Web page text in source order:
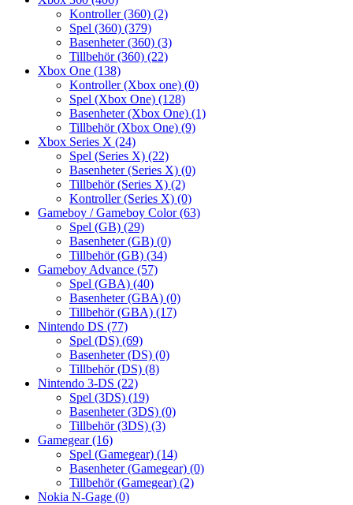
Kontroller (360) (2)
Spel (360) (379)
Basenheter (360) (3)
Tillbehör (360) (22)
Xbox One (138)
Kontroller (Xbox one) (0)
Spel (Xbox One) (128)
Basenheter (Xbox One) (1)
Tillbehör (Xbox One) (9)
Xbox Series X (24)
Spel (Series X) (22)
Basenheter (Series X) (0)
Tillbehör (Series X) (2)
Kontroller (Series X) (0)
Gameboy / Gameboy Color(63)
Spel (GB) (29)
Basenheter (GB) (0)
Tillbehör (GB) (34)
Gameboy Advance (57)
Spel (GBA) (40)
Basenheter (GBA) (0)
Tillbehör (GBA) (17)
Nintendo DS (77)
Spel (DS) (69)
Basenheter (DS) (0)
Tillbehör (DS) (8)
Nintendo 3-DS (22)
Spel (3DS) (19)
Basenheter (3DS) (0)
Tillbehör (3DS) (3)
Gamegear(16)
Spel (Gamegear) (14)
Basenheter (Gamegear) (0)
Tillbehör (Gamegear) (2)
Nokia N-Gage (0)